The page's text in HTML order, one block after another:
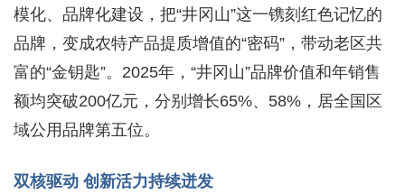
模化、品牌化建设，把“井冈山”这一镌刻红色记忆的
品牌，变成农特产品提质增值的“密码”，带动老区共
富的“金钥匙”。2025年，“井冈山”品牌价值和年销售
额均突破200亿元，分别增长65%、58%，居全国区
域公用品牌第五位。
双核驱动 创新活力持续迸发